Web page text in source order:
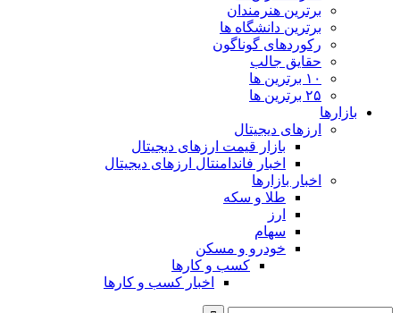
برترین هنرمندان
برترین دانشگاه ها
رکوردهای گوناگون
حقایق جالب
۱۰ برترین ها
۲۵ برترین ها
بازارها
ارزهای دیجیتال
بازار قیمت ارزهای دیجیتال
اخبار فاندامنتال ارزهای دیجیتال
اخبار بازارها
طلا و سکه
ارز
سهام
خودرو و مسکن
کسب و کارها
اخبار کسب و کارها